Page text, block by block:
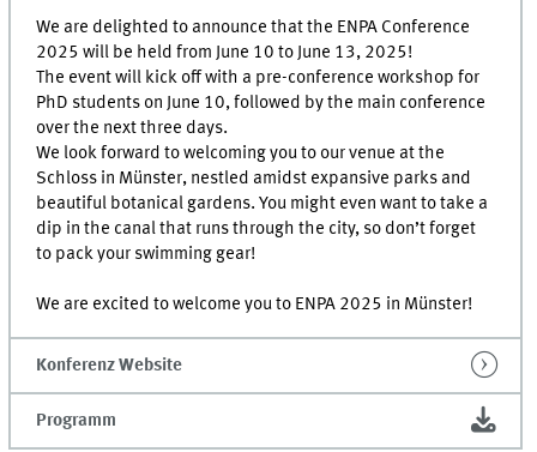
We are delighted to announce that the ENPA Conference
2025 will be held from June 10 to June 13, 2025!
The event will kick off with a pre-conference workshop for
PhD students on June 10, followed by the main conference
over the next three days.
We look forward to welcoming you to our venue at the
Schloss in Münster, nestled amidst expansive parks and
beautiful botanical gardens. You might even want to take a
dip in the canal that runs through the city, so don’t forget
to pack your swimming gear!
We are excited to welcome you to ENPA 2025 in Münster!
Konferenz Website
Programm